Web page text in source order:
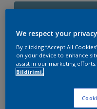
Boyut
2,5 L
Boya
We respect your
By clicking “Accept All
on your device to enhance
assist in our marketing efforts.
Bildirimi.